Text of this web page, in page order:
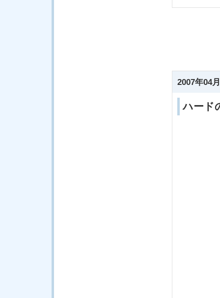
2007年04
ハード